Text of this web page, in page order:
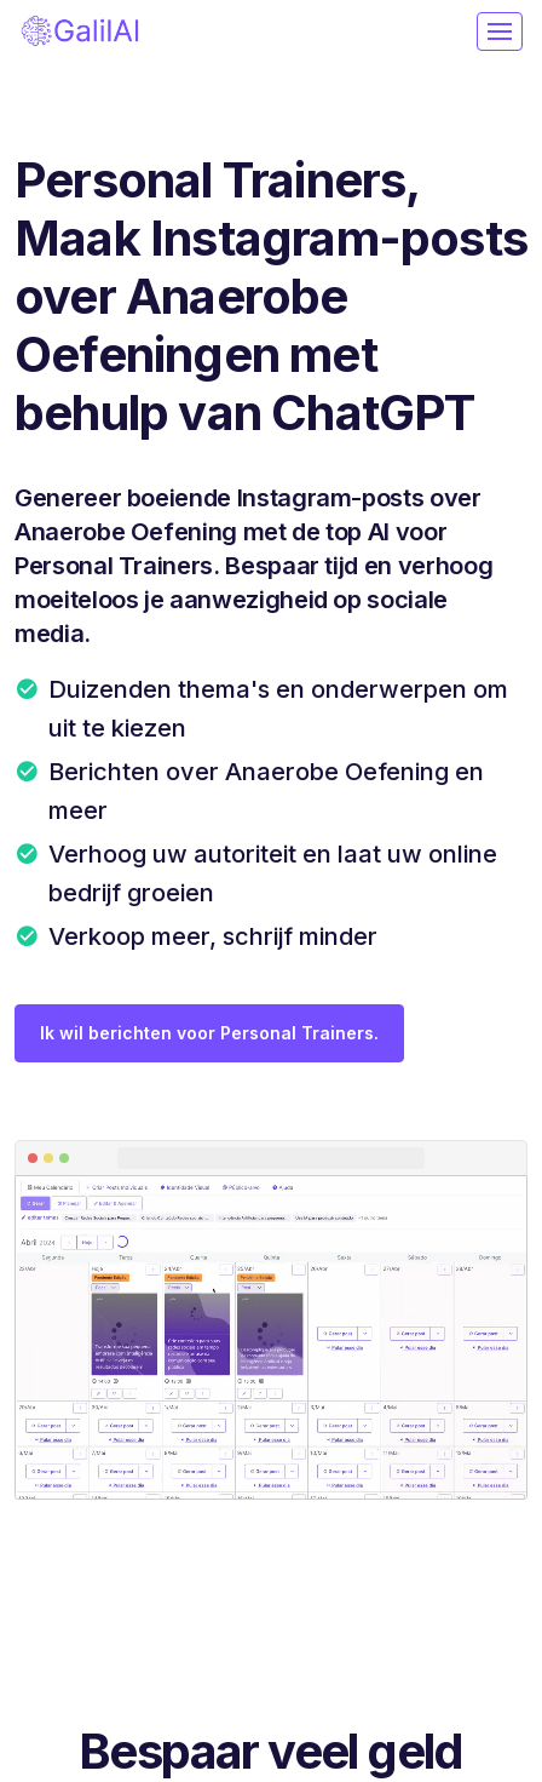
Personal Trainers,
Maak Instagram-posts
over Anaerobe
Oefeningen met
behulp van ChatGPT
Genereer boeiende Instagram-posts over
Anaerobe Oefening met de top AI voor
Personal Trainers. Bespaar tijd en verhoog
moeiteloos je aanwezigheid op sociale
media.
Duizenden thema's en onderwerpen om
uit te kiezen
Berichten over Anaerobe Oefening en
meer
Verhoog uw autoriteit en laat uw online
bedrijf groeien
Verkoop meer, schrijf minder
Ik wil berichten voor Personal Trainers.
Bespaar veel geld